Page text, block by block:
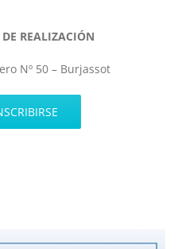
REALIZACIÓN
Nº 50 – Burjassot